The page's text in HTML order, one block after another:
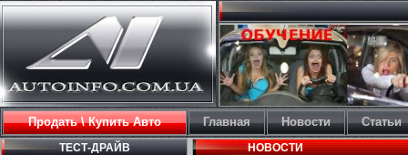
Продать \ Купить Авто Главная Новости Статьи
ТЕСТ-ДРАЙВ НОВОСТИ